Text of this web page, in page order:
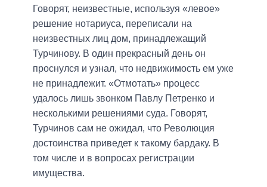
Говорят, неизвестные, используя «левое»
решение нотариуса, переписали на
неизвестных лиц дом, принадлежащий
Турчинову. В один прекрасный день он
проснулся и узнал, что недвижимость ем уже
не принадлежит. «Отмотать» процесс
удалось лишь звонком Павлу Петренко и
несколькими решениями суда. Говорят,
Турчинов сам не ожидал, что Революция
достоинства приведет к такому бардаку. В
том числе и в вопросах регистрации
имущества.